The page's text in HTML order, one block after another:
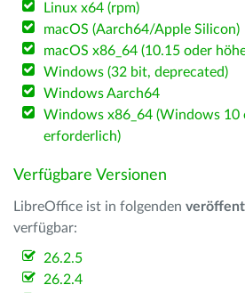
Linux x64 (rpm)
macOS (Aarch64/Apple Silicon)
macOS x86_64 (10.15 oder
Windows (32 bit, deprecated)
Windows Aarch64
Windows x86_64 (Windows 10
erforderlich)
Verfügbare Versionen
LibreOffice ist in folgenden
verfügbar:
26.2.5
26.2.4